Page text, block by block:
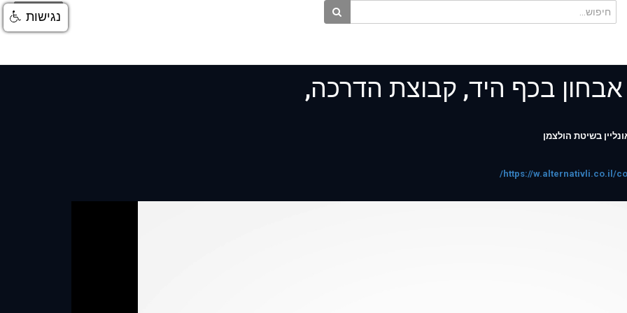
התחברות
בכף היד, קבוצת הדרכה,
בשיטת הולצמן
https://w.alternativli.co.il/
נגישות